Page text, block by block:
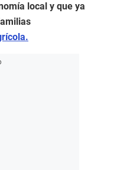
local y que ya